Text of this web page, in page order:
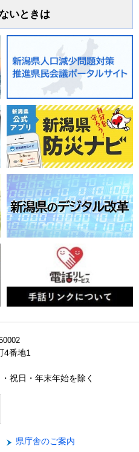
いときは
4番地1
祝日・年末年始を除く
県庁舎のご案内